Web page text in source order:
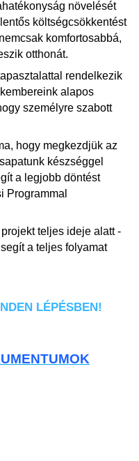
növelését
költségcsökkentést
komfortosabbá,
otthonát.
rendelkezik
alapos
személyre szabott
hogy megkezdjük az
készséggel
a legjobb döntést
Programmal
teljes ideje alatt -
a teljes folyamat
LÉPÉSBEN!